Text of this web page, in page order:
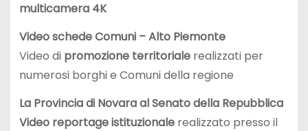
multicamera 4K
Video schede Comuni – Alto Piemonte
Video di promozione territorialerealizzati per
numerosi borghi e Comuni della regione
La Provincia di Novara al Senato della Repubblica
Video reportage istituzionalerealizzato presso il